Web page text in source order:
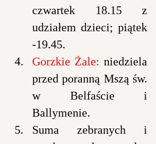
czwartek 18.15 z
udziałem dzieci; piątek
-19.45.
Gorzkie Żale: niedziela
przed poranną Mszą św.
w Belfaście i
Ballymenie.
Suma zebranych i